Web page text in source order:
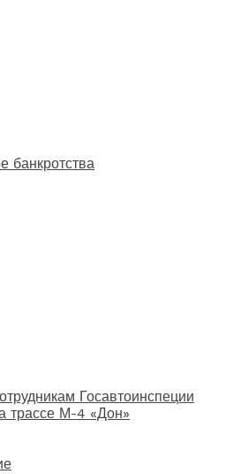
банкротства
Госавтоинспеции
трассе М-4 «Дон»